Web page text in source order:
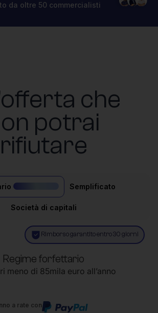
da oltre 50 commercialisti
che
potrai
rifiutare
Semplificato
Società di capitali
Rimborso garantito entro 30 giorni
Regime forfettario
meno di 85mila euro all’anno
a rate con